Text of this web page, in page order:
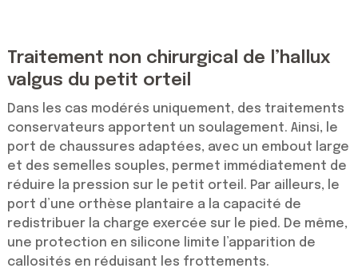
Traitement non chirurgical de l’hallux
valgus du petit orteil
Dans les cas modérés uniquement, des traitements
conservateurs apportent un soulagement. Ainsi, le
port de chaussures adaptées, avec un embout large
et des semelles souples, permet immédiatement de
réduire la pression sur le petit orteil. Par ailleurs, le
port d’une orthèse plantaire a la capacité de
redistribuer la charge exercée sur le pied. De même,
une protection en silicone limite l’apparition de
callosités en réduisant les frottements.